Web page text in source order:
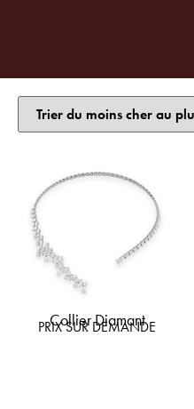
Collier Diamant
PRIX SUR DEMANDE